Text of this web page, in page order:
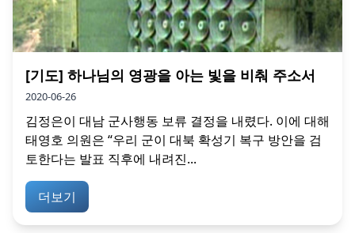
[기도] 하나님의 영광을 아는 빛을 비춰 주소서
2020-06-26
김정은이 대남 군사행동 보류 결정을 내렸다. 이에 대해
태영호 의원은 “우리 군이 대북 확성기 복구 방안을 검
토한다는 발표 직후에 내려진...
더보기